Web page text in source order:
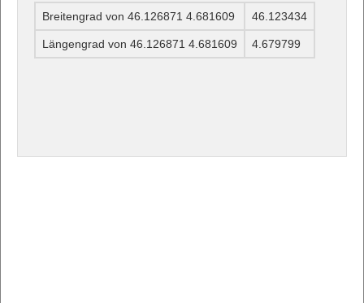
Breitengrad von 46.126871 4.681609 46.123434
Längengrad von 46.126871 4.681609 4.679799